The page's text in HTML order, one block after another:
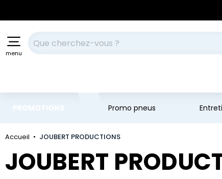
menu
Votre recherche
Promo pneus
Accueil JOUBERT PRODUCTIONS
JOUBERT